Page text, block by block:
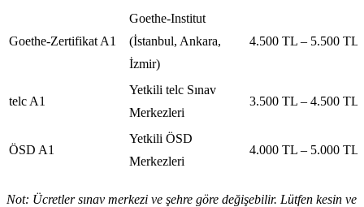
Goethe-Zertifikat A1
Goethe-Institut
(İstanbul, Ankara,
İzmir)
4.500 TL – 5.500 TL
telc A1
Yetkili telc Sınav
Merkezleri
3.500 TL – 4.500 TL
ÖSD A1
Yetkili ÖSD
Merkezleri
4.000 TL – 5.000 TL
Not: Ücretler sınav merkezi ve şehre göre değişebilir. Lütfen kesin ve